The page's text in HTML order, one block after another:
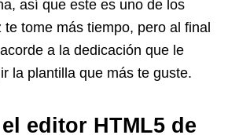
así que este es uno de los
tome más tiempo, pero al final
a la dedicación que le
la plantilla que más te guste.
editor HTML5 de